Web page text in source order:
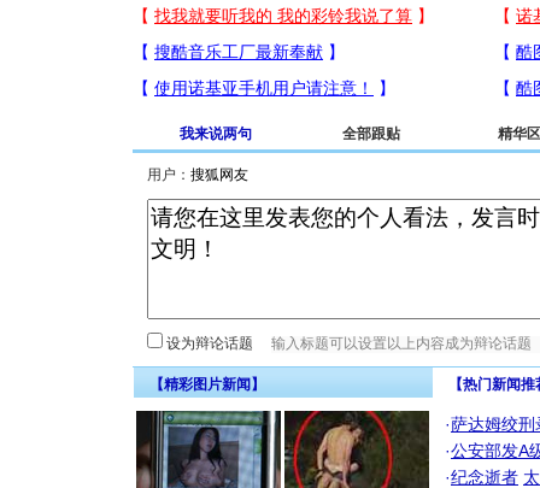
我来说两句 全部跟贴 精华区
用户：
设为辩论话题
【精彩图片新闻】 【热门新闻
·萨达姆绞刑
·公安部发A
·纪念逝者